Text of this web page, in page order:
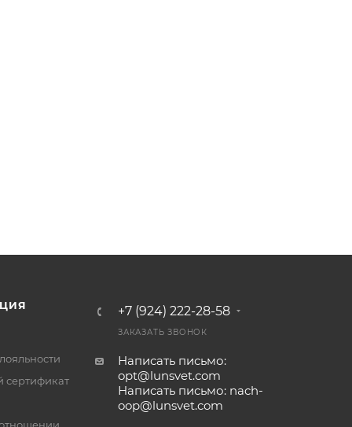
сертификат
+7 (924) 222-28-58
ЗАКАЗАТЬ ЗВОНОК
Написать письмо:
opt@lunsvet.com
Написать письмо: nach-
oop@lunsvet.com